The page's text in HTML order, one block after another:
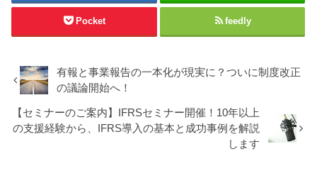
Pocket feedly
有報と事業報告の一本化が現実に？ついに制度改正
の議論開始へ！
【セミナーのご案内】IFRSセミナー開催！10年以上
の支援経験から、IFRS導入の基本と成功事例を解説
します